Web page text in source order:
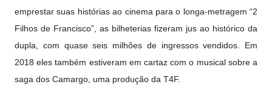
emprestar suas histórias ao cinema para o longa-metragem “2
Filhos de Francisco”, as bilheterias fizeram jus ao histórico da
dupla, com quase seis milhões de ingressos vendidos. Em
2018 eles também estiveram em cartaz com o musical sobre a
saga dos Camargo, uma produção da T4F.